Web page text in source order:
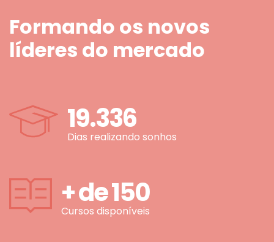
Formando os novos
líderes do mercado
19.336
Dias realizando sonhos
+ de150
Cursos disponíveis